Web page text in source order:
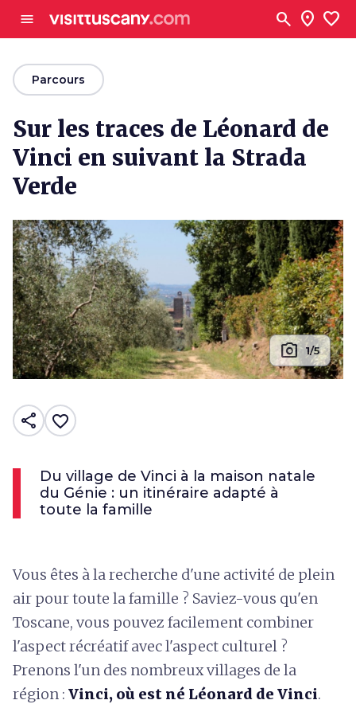
menu search location_on favorite
arrow_backParcours
Sur les traces de Léonard de
Vinci en suivant la Strada
Verde
photo_camera 1/5
share favorite_border
Du village de Vinci à la maison natale
du Génie : un itinéraire adapté à
toute la famille
Vous êtes à la recherche d'une activité de plein
air pour toute la famille ? Saviez-vous qu'en
Toscane, vous pouvez facilement combiner
l'aspect récréatif avec l'aspect culturel ?
Prenons l'un des nombreux villages de la
région : Vinci, où est né Léonard de Vinci.